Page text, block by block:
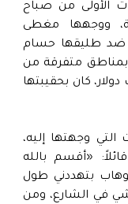
الأولى من صباح
ووجهها مغطى
ضد طليقها حسام
متفرقة من
مبلغ مالي قدره 50 ألف دولار، كان بحقيبتها
وجهتها إليه،
«أقسم بالله
بتهددني طول
في الشارع، ومن